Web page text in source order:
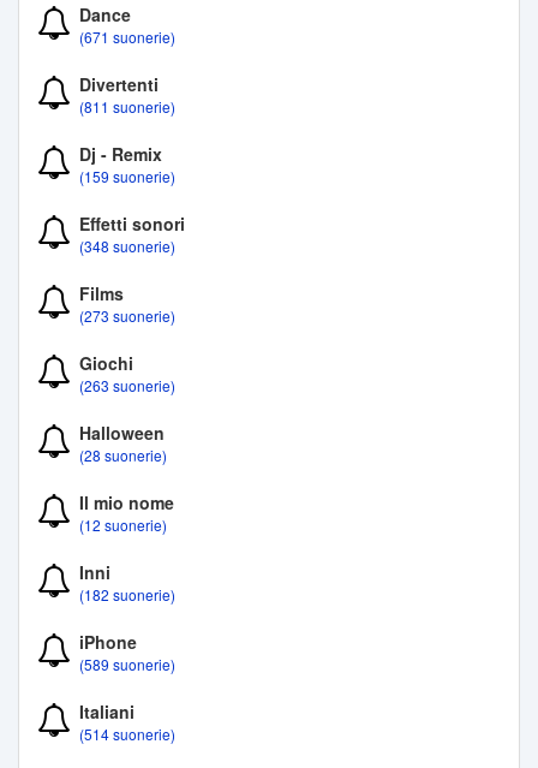
Dance
(671 suonerie)
Divertenti
(811 suonerie)
Dj - Remix
(159 suonerie)
Effetti sonori
(348 suonerie)
Films
(273 suonerie)
Giochi
(263 suonerie)
Halloween
(28 suonerie)
Il mio nome
(12 suonerie)
Inni
(182 suonerie)
iPhone
(589 suonerie)
Italiani
(514 suonerie)